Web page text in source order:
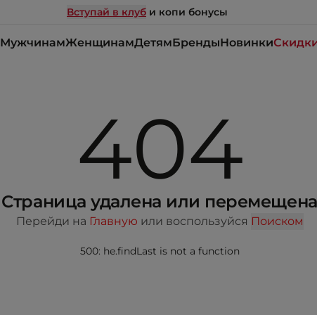
Вступай в клуб и копи бонусы
МужчинамЖенщинамДетямБрендыНовинки
404
Страница удалена или перемещена
Перейди на Главную или воспользуйся Поиском
500: he.findLast is not a function